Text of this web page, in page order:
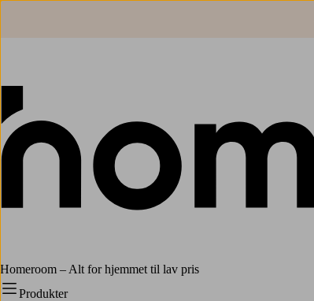
Homeroom – Alt for hjemmet til lav pris
Produkter